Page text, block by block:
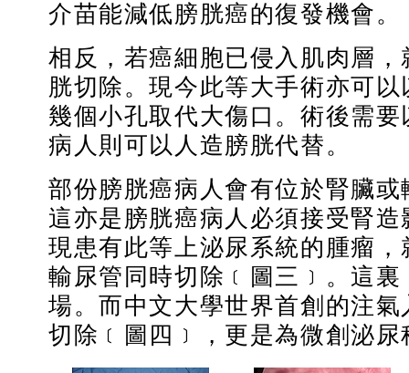
介苗能減低膀胱癌的復發機會。
相反，若癌細胞已侵入肌肉層
胱切除。現今此等大手術亦可
幾個小孔取代大傷口。術後需
病人則可以人造膀胱代替。
部份膀胱癌病人會有位於腎臟
這亦是膀胱癌病人必須接受腎
現患有此等上泌尿系統的腫瘤
輸尿管同時切除﹝圖三﹞。這
場。而中文大學世界首創的注
切除﹝圖四﹞，更是為微創泌